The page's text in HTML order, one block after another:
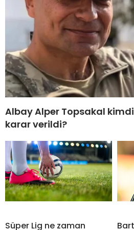
Albay Alper Topsakal
karar verildi?
Süper Lig ne zaman